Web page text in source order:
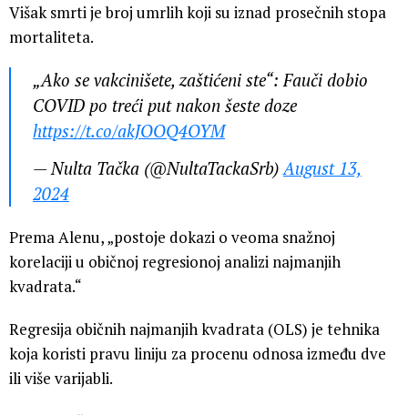
Višak smrti je broj umrlih koji su iznad prosečnih stopa
mortaliteta.
„Ako se vakcinišete, zaštićeni ste“: Fauči dobio
COVID po treći put nakon šeste doze
https://t.co/akJOOQ4OYM
— Nulta Tačka (@NultaTackaSrb)August 13,
2024
Prema Alenu, „postoje dokazi o veoma snažnoj
korelaciji u običnoj regresionoj analizi najmanjih
kvadrata.“
Regresija običnih najmanjih kvadrata (OLS) je tehnika
koja koristi pravu liniju za procenu odnosa između dve
ili više varijabli.